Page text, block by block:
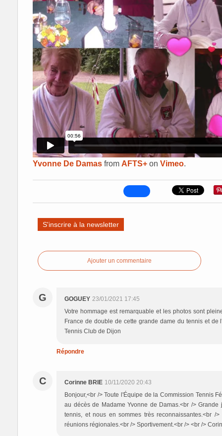
Yvonne De Damas from AFTS+ on Vimeo.
S'inscrire à la newsletter
Ajouter un commentaire
G GOGUEY 23/01/2021 17:45
Votre hommage est remarquable et les photos sont
France de double de cette grande dame du tennis et de
Tennis Club de Dijon
Répondre
C Corinne BRIE 10/11/2020 20:43
Bonjour,<br /> Toute l'Équipe de la Commission Tennis
au décès de Madame Yvonne de Damas.<br />
tennis, et nous en sommes très reconnaissantes.<br
réunions régionales.<br /> Sportivement.<br /> <br />